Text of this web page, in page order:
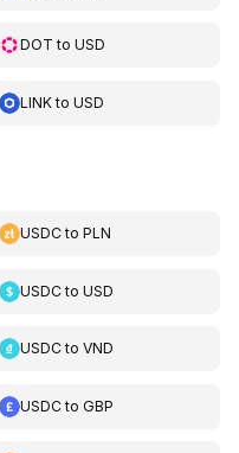
DOT toUSD
LINKtoUSD
USDCtoPLN
USDCtoUSD
USDCtoVND
USDCtoGBP